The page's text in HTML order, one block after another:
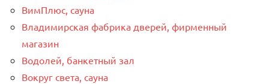
ВимПлюс, сауна
Владимирская фабрика дверей, фирменный
магазин
Водолей, банкетный зал
Вокруг света, сауна